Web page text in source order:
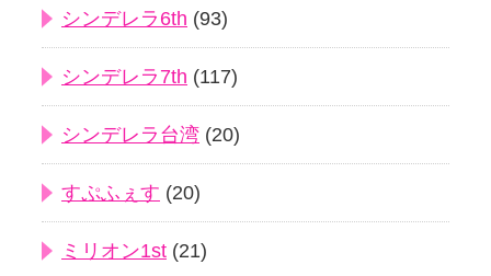
シンデレラ6th (93)
シンデレラ7th (117)
シンデレラ台湾 (20)
すぷふぇす (20)
ミリオン1st (21)